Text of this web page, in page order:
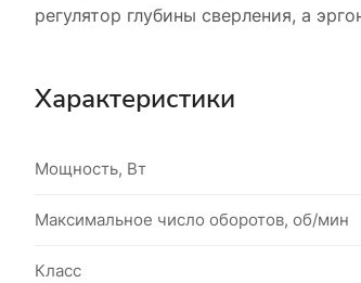
регулятор глубины сверления, а
Характеристики
Мощность, Вт
Максимальное число оборотов, об/мин
Класс